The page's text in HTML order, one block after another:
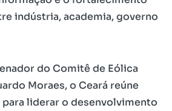
indústria, academia, governo
do Comitê de Eólica
Moraes, o Ceará reúne
liderar o desenvolvimento